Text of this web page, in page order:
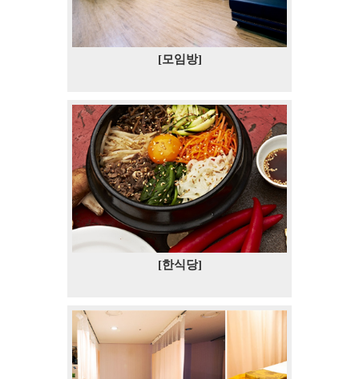
[모임방]
[한식당]